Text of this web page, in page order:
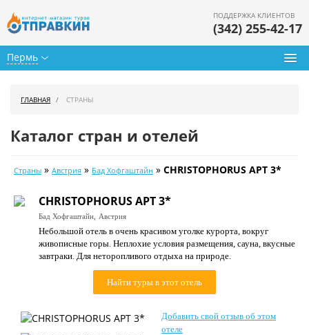
Пермь
ПОДДЕРЖКА КЛИЕНТОВ
(342) 255-42-17
Календарь туров
Цены дня
Страны
Как купить
Контакты
ГЛАВНАЯ СТРАНЫ
Каталог стран и отелей
Страны » Австрия » Бад Хофгаштайн » CHRISTOPHORUS APT 3*
CHRISTOPHORUS APT 3*
Бад Хофгаштайн, Австрия
Небольшой отель в очень красивом уголке курорта, вокруг
живописные горы. Неплохие условия размещения, сауна, вкусные
завтраки. Для неторопливого отдыха на природе.
Найти туры в этот отель
Добавить свой отзыв об этом
отеле